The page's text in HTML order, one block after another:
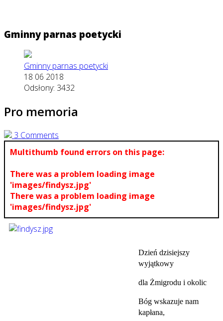
Gminny parnas poetycki
Gminny parnas poetycki
18 06 2018
Odsłony: 3432
Pro memoria
3 Comments
Multithumb found errors on this page:
There was a problem loading image
'images/findysz.jpg'
There was a problem loading image
'images/findysz.jpg'
Dzień dzisiejszy
wyjątkowy
dla Żmigrodu i okolic
Bóg wskazuje nam
kapłana,